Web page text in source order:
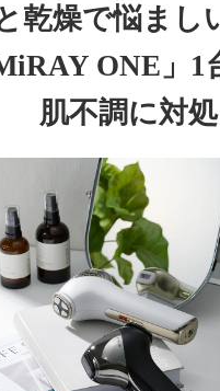
乾燥で悩まし
ONE」1
肌不調に対処